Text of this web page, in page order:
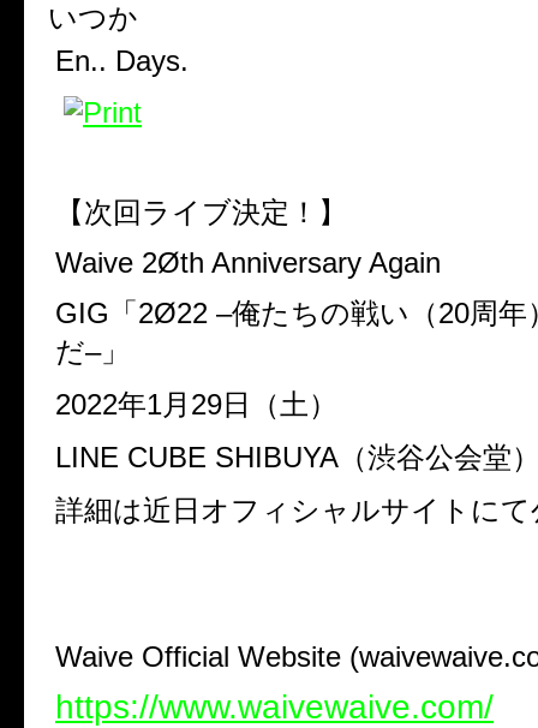
いつか
En.. Days.
【次回ライブ決定！】
Waive 2Øth Anniversary Again
GIG 「 2Ø22 –俺たちの戦い（20周
だ–」
2022年1月 29日（土）
LINE CUBE SHIBUYA （渋谷公会堂
詳細は近日オフィシャルサイトにて
Waive Official Website
https://www.waivewaive.com/